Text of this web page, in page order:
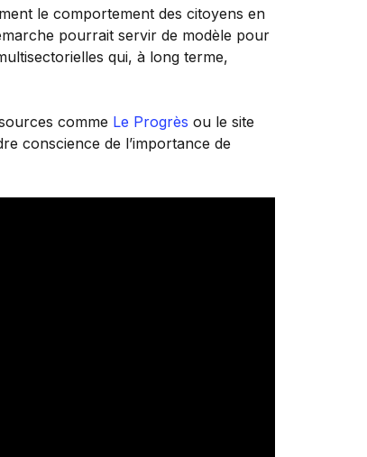
le comportement des citoyens en
pourrait servir de modèle pour
qui, à long terme,
comme Le Progrès ou le site
conscience de l’importance de